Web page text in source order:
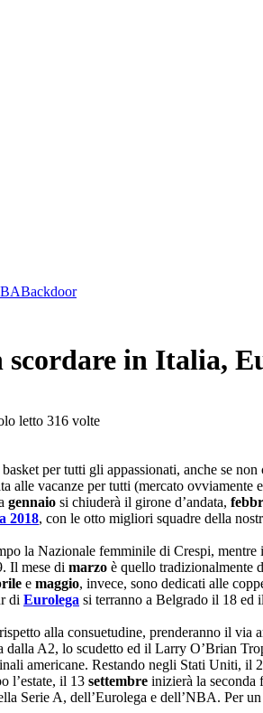
Backdoor
in Italia,
letto 316 volte
per tutti gli appassionati, anche se non
vacanze per tutti (mercato ovviamente
gennaio si chiuderà il girone d’andata,
2018, con le otto migliori squadre della
la Nazionale femminile di Crespi,
Il mese di marzo è quello tradizionalmente
e maggio, invece, sono dedicati alle
di Eurolega si terranno a Belgrado il 18 ed
alla consuetudine, prenderanno il via
dalla A2, lo scudetto ed il Larry O’Brian
americane. Restando negli Stati Uniti, il
l’estate, il 13 settembre inizierà la
Serie A, dell’Eurolega e dell’NBA. Per